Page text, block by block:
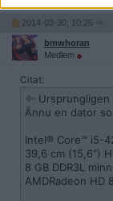
2014-03-30, 10:26
bmwhoran
Medlem
Citat:
Ännu en dator
Intel® Core™ i5-
39,6 cm (15,6")
8 GB DDR3L
AMDRadeon HD